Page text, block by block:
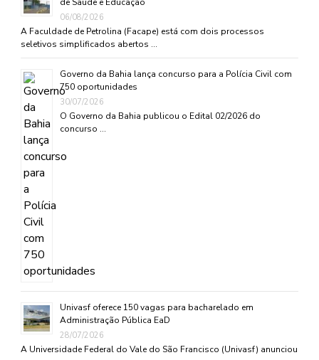
06/08/2026
A Faculdade de Petrolina (Facape) está com dois processos
seletivos simplificados abertos …
Governo da Bahia lança concurso para a Polícia Civil com
750 oportunidades
30/07/2026
O Governo da Bahia publicou o Edital 02/2026 do
concurso …
Univasf oferece 150 vagas para bacharelado em
Administração Pública EaD
28/07/2026
A Universidade Federal do Vale do São Francisco (Univasf) anunciou